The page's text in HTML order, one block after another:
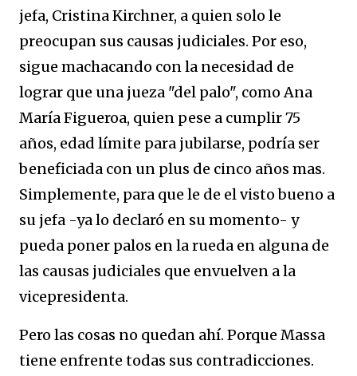
jefa, Cristina Kirchner, a quien solo le
preocupan sus causas judiciales. Por eso,
sigue machacando con la necesidad de
lograr que una jueza "del palo", como Ana
María Figueroa, quien pese a cumplir 75
años, edad límite para jubilarse, podría ser
beneficiada con un plus de cinco años mas.
Simplemente, para que le de el visto bueno a
su jefa -ya lo declaró en su momento- y
pueda poner palos en la rueda en alguna de
las causas judiciales que envuelven a la
vicepresidenta.
Pero las cosas no quedan ahí. Porque Massa
tiene enfrente todas sus contradicciones.